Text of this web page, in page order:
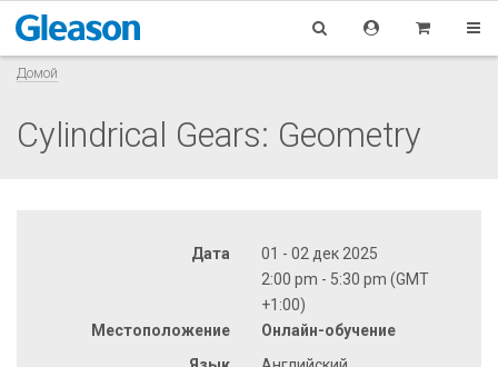
Домой
Cylindrical Gears: Geometry
Дата
01 - 02 дек 2025
2:00 pm - 5:30 pm (GMT
+1:00)
Местоположение
Онлайн-обучение